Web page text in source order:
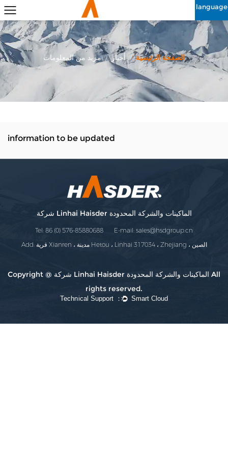
language
الصفحة الرئيسية / أخبار / مزيد من المعلومات
information to be updated
شركة Linhai Haisder الماكينات والشركة المحدودة
Tel: 86 (0) 576-85880688 E-mail:sales@hsdgroup.cn
Add: قرية Xianren ، مدينة Hetou ، Linhai 317034 ، Zhejiang ، الصين
Copyright @ شركة Linhai Haisder الماكينات والشركة المحدودة All
rights reserved.